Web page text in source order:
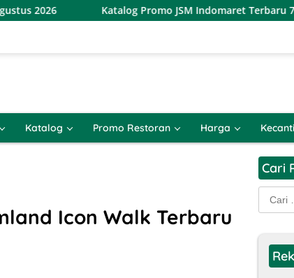
Katalog Promo JSM Indomaret Terbaru 7 – 9 Agustus
Katalog Promo Restoran Harga
Icon Walk Terbaru
Cari
Cari
untuk: